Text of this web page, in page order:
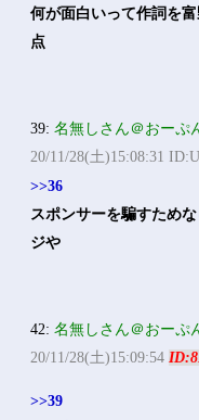
何が面白いって作詞を
点
39:名無しさん＠おーぷ
20/11/28(土)15:08:31
>>36
スポンサーを騙すため
ジや
42:名無しさん＠おーぷ
20/11/28(土)15:09:54
>>39